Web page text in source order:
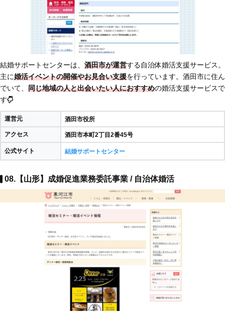
結婚サポートセンターは、 酒田市が運営する自治体婚活支援サービス。
主に婚活イベントの開催やお見合い支援を行っています。酒田市に住ん
でいて、 同じ地域の人と出会いたい人におすすめの婚活支援サービスで
す
運営元 酒田市役所
アクセス 酒田市本町2丁目2番45号
公式サイト 結婚サポートセンター
08.【山形】成婚促進業務委託事業 / 自治体婚活